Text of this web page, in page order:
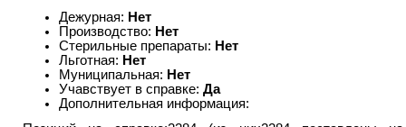
Дежурная: Нет
Производство: Нет
Стерильные препараты: Нет
Льготная: Нет
Муниципальная: Нет
Учавствует в справке: Да
Дополнительная информация: